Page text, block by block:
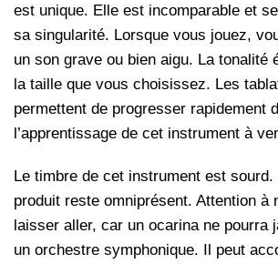
est unique. Elle est incomparable et
sa singularité. Lorsque vous jouez,
un son grave ou bien aigu. La tonalité
la taille que vous choisissez. Les
permettent de progresser rapidement
l’apprentissage de cet instrument à
Le timbre de cet instrument est sourd.
produit reste omniprésent. Attention à
laisser aller, car un ocarina ne pourra
un orchestre symphonique. Il peut